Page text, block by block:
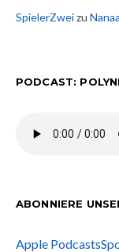
SpielerZweizu
PODCAST:
ABONNIERE
Apple Podcasts